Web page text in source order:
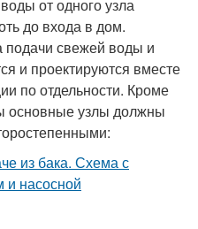
от одного узла
до входа в дом.
подачи свежей воды и
и проектируются вместе
по отдельности. Кроме
основные узлы должны